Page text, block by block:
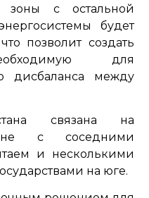
зоны с остальной
будет
позволит создать
для
дисбаланса между
связана на
с соседними
и несколькими
на юге.